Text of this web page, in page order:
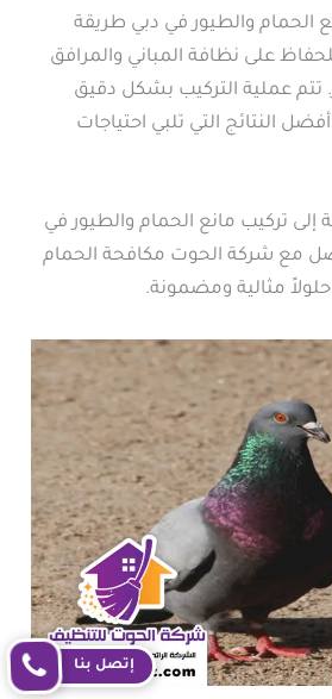
الحمام والطيور في دبي طريقة
على نظافة المباني والمرافق
تتم عملية التركيب بشكل دقيق
النتائج التي تلبي احتياجات
إلى تركيب مانع الحمام والطيور في
مع شركة الحوت مكافحة الحمام
مثالية ومضمونة.
إتصل بنا